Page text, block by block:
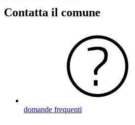
Contatta il comune
domande frequenti